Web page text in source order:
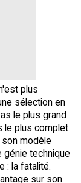
plus
sélection en
le plus grand
le plus complet
son modèle
génie technique
: la fatalité.
sur son